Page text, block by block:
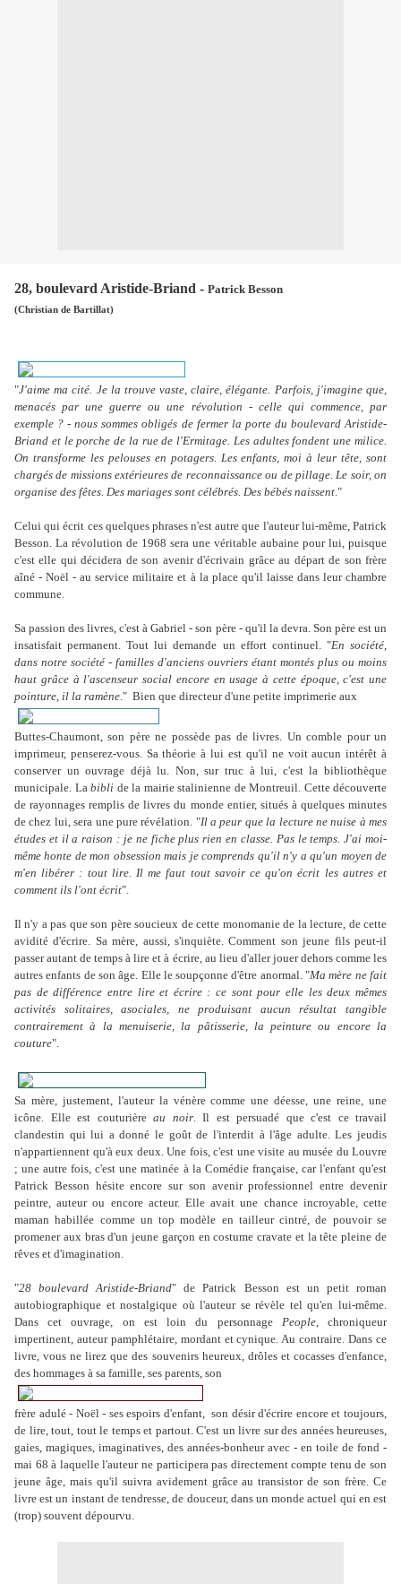
28, boulevard Aristide-Briand - Patrick Besson
(Christian de Bartillat)
"J'aime ma cité. Je la trouve vaste, claire, élégante. Parfois, j'imagine que,
menacés par une guerre ou une révolution - celle qui commence, par
exemple ? - nous sommes obligés de fermer la porte du boulevard Aristide-
Briand et le porche de la rue de l'Ermitage. Les adultes fondent une milice.
On transforme les pelouses en potagers. Les enfants, moi à leur tête, sont
chargés de missions extérieures de reconnaissance ou de pillage. Le soir, on
organise des fêtes. Des mariages sont célébrés. Des bébés naissent."
Celui qui écrit ces quelques phrases n'est autre que l'auteur lui-même, Patrick
Besson. La révolution de 1968 sera une véritable aubaine pour lui, puisque
c'est elle qui décidera de son avenir d'écrivain grâce au départ de son frère
aîné - Noël - au service militaire et à la place qu'il laisse dans leur chambre
commune.
Sa passion des livres, c'est à Gabriel - son père - qu'il la devra. Son père est un
insatisfait permanent. Tout lui demande un effort continuel. "En société,
dans notre société - familles d'anciens ouvriers étant montés plus ou moins
haut grâce à l'ascenseur social encore en usage à cette époque, c'est une
pointure, il la ramène." Bien que directeur d'une petite imprimerie aux
Buttes-Chaumont, son père ne possède pas de livres. Un comble pour un
imprimeur, penserez-vous. Sa théorie à lui est qu'il ne voit aucun intérêt à
conserver un ouvrage déjà lu. Non, sur truc à lui, c'est la bibliothèque
municipale. La bibli de la mairie stalinienne de Montreuil. Cette découverte
de rayonnages remplis de livres du monde entier, situés à quelques minutes
de chez lui, sera une pure révélation. "Il a peur que la lecture ne nuise à mes
études et il a raison : je ne fiche plus rien en classe. Pas le temps. J'ai moi-
même honte de mon obsession mais je comprends qu'il n'y a qu'un moyen de
m'en libérer : tout lire. Il me faut tout savoir ce qu'on écrit les autres et
comment ils l'ont écrit".
Il n'y a pas que son père soucieux de cette monomanie de la lecture, de cette
avidité d'écrire. Sa mère, aussi, s'inquiète. Comment son jeune fils peut-il
passer autant de temps à lire et à écrire, au lieu d'aller jouer dehors comme les
autres enfants de son âge. Elle le soupçonne d'être anormal. "Ma mère ne fait
pas de différence entre lire et écrire : ce sont pour elle les deux mêmes
activités solitaires, asociales, ne produisant aucun résultat tangible
contrairement à la menuiserie, la pâtisserie, la peinture ou encore la
couture".
Sa mère, justement, l'auteur la vénère comme une déesse, une reine, une
icône. Elle est couturière au noir. Il est persuadé que c'est ce travail
clandestin qui lui a donné le goût de l'interdit à l'âge adulte. Les jeudis
n'appartiennent qu'à eux deux. Une fois, c'est une visite au musée du Louvre
; une autre fois, c'est une matinée à la Comédie française, car l'enfant qu'est
Patrick Besson hésite encore sur son avenir professionnel entre devenir
peintre, auteur ou encore acteur. Elle avait une chance incroyable, cette
maman habillée comme un top modèle en tailleur cintré, de pouvoir se
promener aux bras d'un jeune garçon en costume cravate et la tête pleine de
rêves et d'imagination.
"28 boulevard Aristide-Briand" de Patrick Besson est un petit roman
autobiographique et nostalgique où l'auteur se révèle tel qu'en lui-même.
Dans cet ouvrage, on est loin du personnage People, chroniqueur
impertinent, auteur pamphlétaire, mordant et cynique. Au contraire. Dans ce
livre, vous ne lirez que des souvenirs heureux, drôles et cocasses d'enfance,
des hommages à sa famille, ses parents, son
frère adulé - Noël - ses espoirs d'enfant, son désir d'écrire encore et toujours,
de lire, tout, tout le temps et partout. C'est un livre sur des années heureuses,
gaies, magiques, imaginatives, des années-bonheur avec - en toile de fond -
mai 68 à laquelle l'auteur ne participera pas directement compte tenu de son
jeune âge, mais qu'il suivra avidement grâce au transistor de son frère. Ce
livre est un instant de tendresse, de douceur, dans un monde actuel qui en est
(trop) souvent dépourvu.